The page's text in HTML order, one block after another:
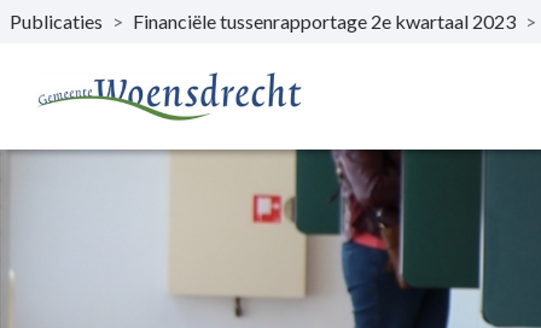
Naar hoofdinhoud
Publicaties > Financiële tussenrapportage 2e kwartaal 2023 >